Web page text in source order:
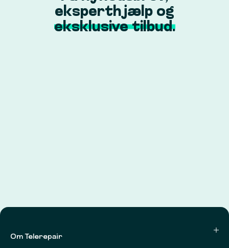
eksperthjælp og
eksklusive tilbud.
Om Telerepair